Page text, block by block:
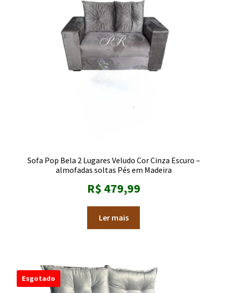
Sofa Pop Bela 2 Lugares Veludo Cor Cinza Escuro –
almofadas soltas Pés em Madeira
R$ 479,99
Ler mais
Esgotado